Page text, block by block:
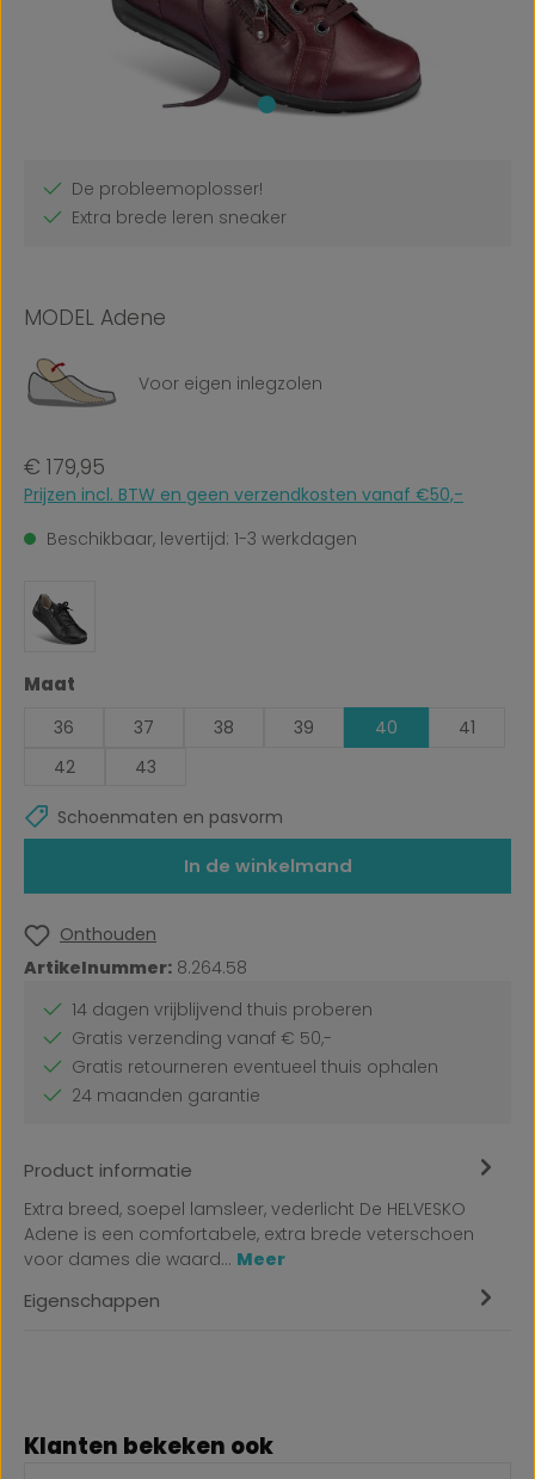
De probleemoplosser!
Extra brede leren sneaker
MODEL Adene
Voor eigen inlegzolen
Normale prijs:
€ 179,95
Prijzen incl. BTW en geen verzendkosten vanaf €50,-
Beschikbaar, levertijd: 1-3 werkdagen
Selecteer
Maat
36 37 38 39 40
41
42
43
Schoenmaten en pasvorm
In de winkelmand
Onthouden
Artikelnummer: 8.264.58
14 dagen vrijblijvend thuis proberen
Gratis verzending vanaf € 50,-
Gratis retourneren eventueel thuis ophalen
24 maanden garantie
Product informatie
Extra breed, soepel lamsleer, vederlicht De HELVESKO
Adene is een comfortabele, extra brede veterschoen
voor dames die waard… Meer
Eigenschappen
Productgalerij overslaan
Klanten bekeken ook